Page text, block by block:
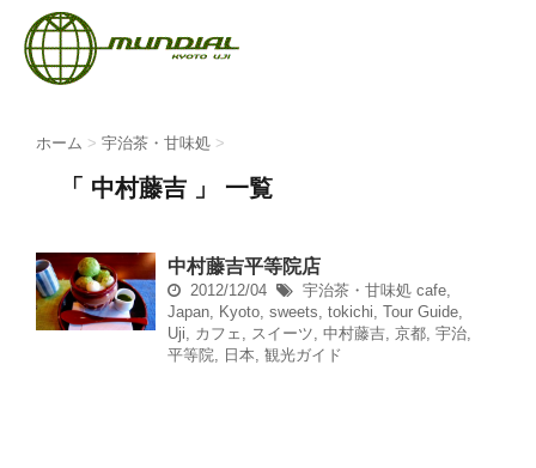
ホーム > 宇治茶・甘味処 >
「 中村藤吉 」 一覧
中村藤吉平等院店
2012/12/04 宇治茶・甘味処 cafe,
Japan, Kyoto, sweets, tokichi, Tour Guide,
Uji, カフェ , スイーツ, 中村藤吉, 京都, 宇治,
平等院, 日本, 観光ガイド